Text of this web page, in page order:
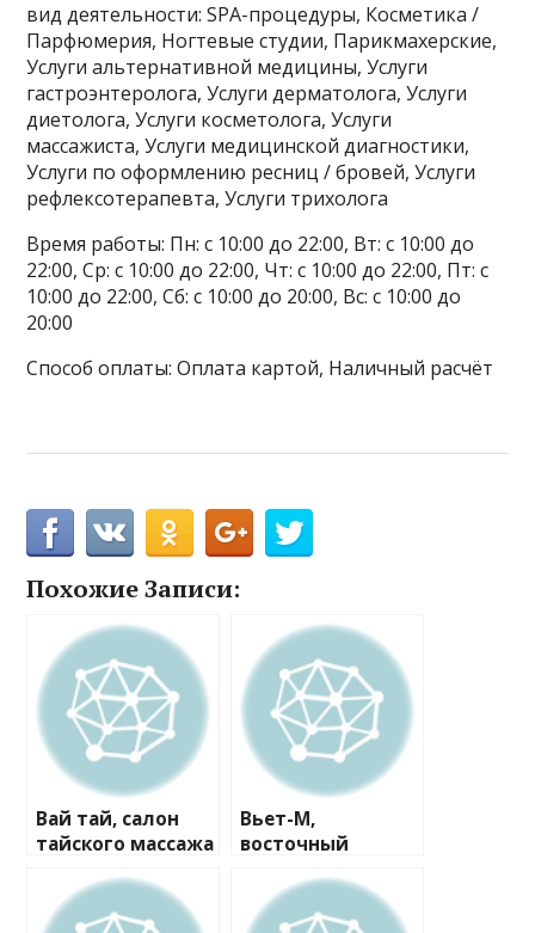
вид деятельности: SPA-процедуры, Косметика /
Парфюмерия, Ногтевые студии, Парикмахерские,
Услуги альтернативной медицины, Услуги
гастроэнтеролога, Услуги дерматолога, Услуги
диетолога, Услуги косметолога, Услуги
массажиста, Услуги медицинской диагностики,
Услуги по оформлению ресниц / бровей, Услуги
рефлексотерапевта, Услуги трихолога
Время работы: Пн: с 10:00 до 22:00, Вт: с 10:00 до
22:00, Ср: с 10:00 до 22:00, Чт: с 10:00 до 22:00, Пт: с
10:00 до 22:00, Сб: с 10:00 до 20:00, Вс: с 10:00 до
20:00
Способ оплаты: Оплата картой, Наличный расчёт
Похожие Записи:
Вай тай, салон
тайского массажа
Вьет-М,
восточный
й центр